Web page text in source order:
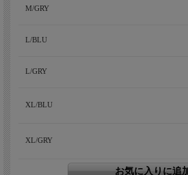
M/GRY
L/BLU
L/GRY
XL/BLU
XL/GRY